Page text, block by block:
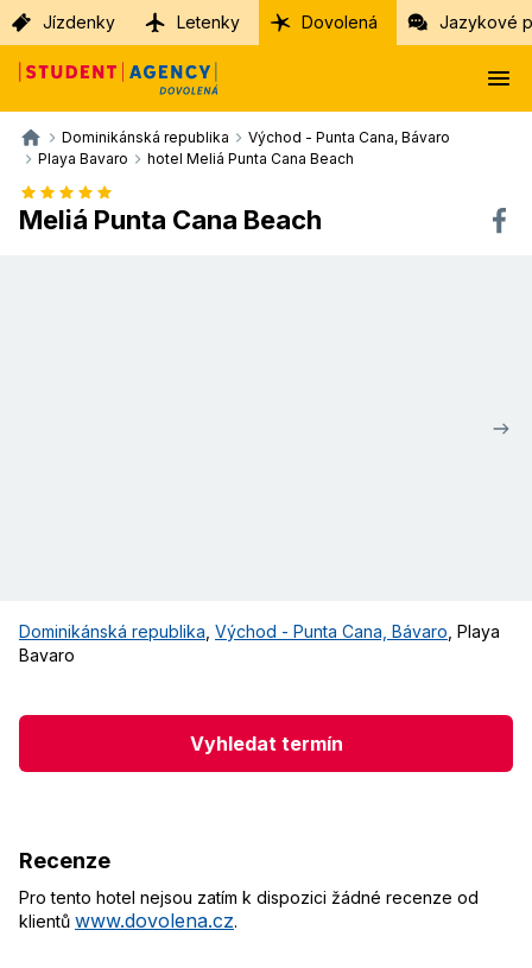
Jízdenky Letenky Dovolená Jazykové
Dominikánská republika
Východ - Punta Cana, Bávaro
Playa Bavaro
hotel Meliá Punta Cana Beach
Meliá Punta Cana Beach
Dominikánská republika Východ - Punta Cana, Bávaro Playa
Bavaro
Vyhledat termín
Recenze
Pro tento hotel nejsou zatím k dispozici žádné recenze od
klientů www.dovolena.cz.